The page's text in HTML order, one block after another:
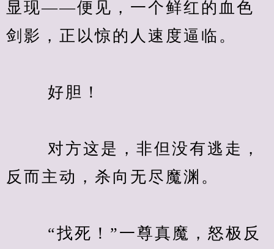
显现——便见，一个鲜红的血色
剑影，正以惊的人速度逼临。
好胆！
对方这是，非但没有逃走，
反而主动，杀向无尽魔渊。
“找死！”一尊真魔，怒极反